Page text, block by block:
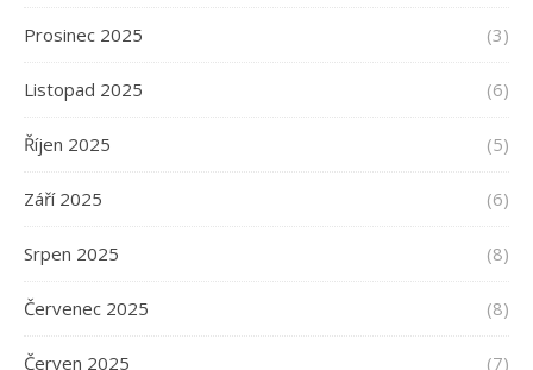
Prosinec 2025 (3)
Listopad 2025 (6)
Říjen 2025 (5)
Září 2025 (6)
Srpen 2025 (8)
Červenec 2025 (8)
Červen 2025 (7)